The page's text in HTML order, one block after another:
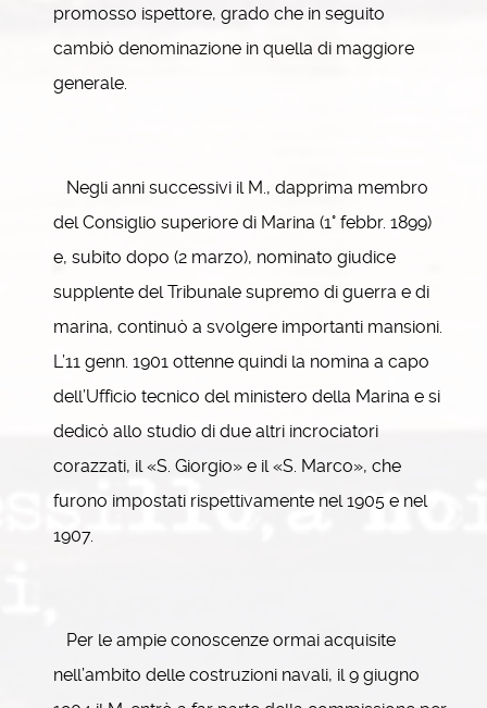
promosso ispettore, grado che in seguito
cambiò denominazione in quella di maggiore
generale.
Negli anni successivi il M., dapprima membro
del Consiglio superiore di Marina (1° febbr. 1899)
e, subito dopo (2 marzo), nominato giudice
supplente del Tribunale supremo di guerra e di
marina, continuò a svolgere importanti mansioni.
L’11 genn. 1901 ottenne quindi la nomina a capo
dell’Ufficio tecnico del ministero della Marina e si
dedicò allo studio di due altri incrociatori
corazzati, il «S. Giorgio» e il «S. Marco», che
furono impostati rispettivamente nel 1905 e nel
1907.
Per le ampie conoscenze ormai acquisite
nell’ambito delle costruzioni navali, il 9 giugno